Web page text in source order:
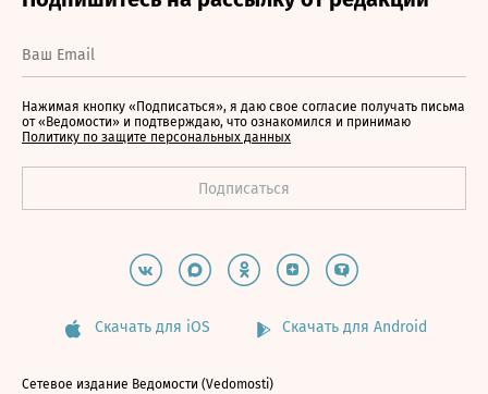
Нажимая кнопку «Подписаться», я даю свое согласие получать письма
от «Ведомости» и подтверждаю, что ознакомился и принимаю
Политику по защите персональных данных
Скачать для iOS Скачать для Android
Сетевое издание Ведомости (Vedomosti)